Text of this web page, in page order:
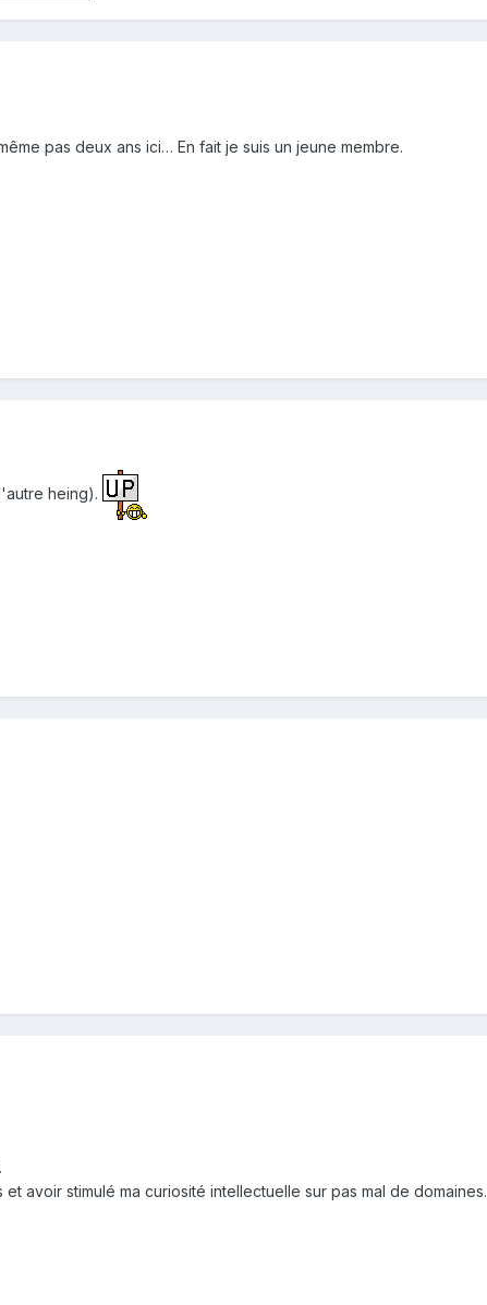
pas deux ans ici… En fait je suis un jeune membre.
heing).
avoir stimulé ma curiosité intellectuelle sur pas mal de domaines.